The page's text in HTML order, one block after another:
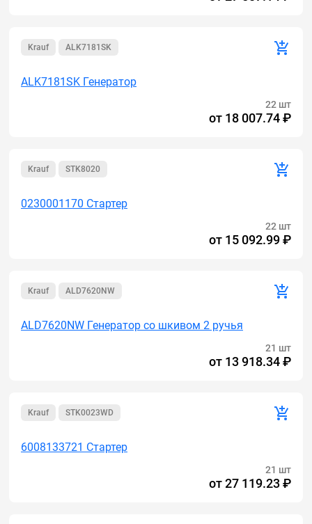
Krauf ALK7181SK
ALK7181SK Генератор
22 шт
от 18 007.74 ₽
Krauf STK8020
0230001170 Стартер
22 шт
от 15 092.99 ₽
Krauf ALD7620NW
ALD7620NW Генератор cо шкивом 2 ручья
21 шт
от 13 918.34 ₽
Krauf STK0023WD
6008133721 Стартер
21 шт
от27 119.23 ₽